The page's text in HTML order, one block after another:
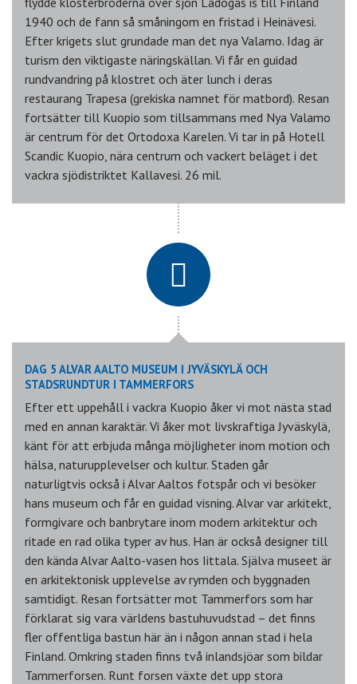
1940 och de fann så småningom en fristad i Heinävesi.
Efter krigets slut grundade man det nya Valamo. Idag är
turism den viktigaste näringskällan. Vi får en guidad
rundvandring på klostret och äter lunch i deras
restaurang Trapesa (grekiska namnet för matbord). Resan
fortsätter till Kuopio som tillsammans med Nya Valamo
är centrum för det Ortodoxa Karelen. Vi tar in på Hotell
Scandic Kuopio, nära centrum och vackert beläget i det
vackra sjödistriktet Kallavesi. 26 mil.
DAG 5 ALVAR AALTO MUSEUM I JYVÄSKYLÄ OCH
STADSRUNDTUR I TAMMERFORS
Efter ett uppehåll i vackra Kuopio åker vi mot nästa stad
med en annan karaktär. Vi åker mot livskraftiga Jyväskylä,
känt för att erbjuda många möjligheter inom motion och
hälsa, naturupplevelser och kultur. Staden går
naturligtvis också i Alvar Aaltos fotspår och vi besöker
hans museum och får en guidad visning. Alvar var arkitekt,
formgivare och banbrytare inom modern arkitektur och
ritade en rad olika typer av hus. Han är också designer till
den kända Alvar Aalto-vasen hos Iittala. Själva museet är
en arkitektonisk upplevelse av rymden och byggnaden
samtidigt. Resan fortsätter mot Tammerfors som har
förklarat sig vara världens bastuhuvudstad – det finns
fler offentliga bastun här än i någon annan stad i hela
Finland. Omkring staden finns två inlandsjöar som bildar
Tammerforsen. Runt forsen växte det upp stora